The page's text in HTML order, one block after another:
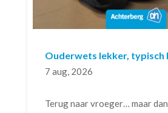
Ouderwets lekker, typisch
7 aug, 2026
Terug naar vroeger… maar